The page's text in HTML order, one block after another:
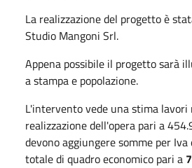
La realizzazione del progetto è
Studio Mangoni Srl.
Appena possibile il progetto sarà
a stampa e popolazione.
L'intervento vede una stima lavori
realizzazione dell'opera pari a
devono aggiungere somme per
totale di quadro economico pari a